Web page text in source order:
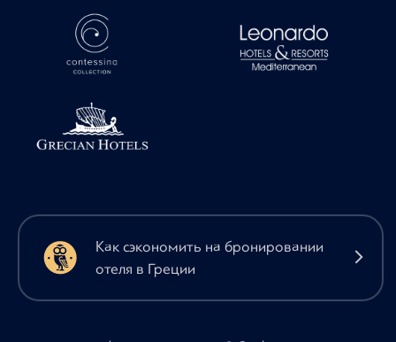
Как сэкономить на бронировании
отеля в Греции